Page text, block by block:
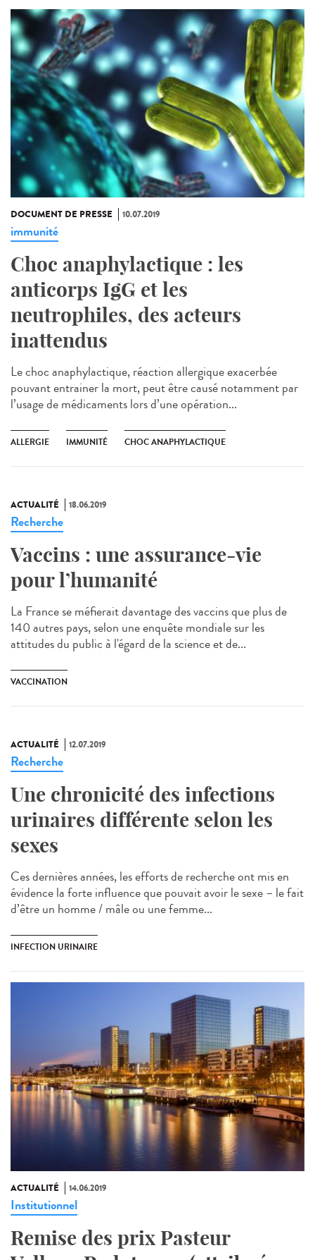
DOCUMENT DE PRESSE 10.07.2019
immunité
Choc anaphylactique : les
anticorps IgG et les
neutrophiles, des acteurs
inattendus
Le choc anaphylactique, réaction allergique exacerbée
pouvant entrainer la mort, peut être causé notamment par
l’usage de médicaments lors d’une opération...
ALLERGIE IMMUNITÉ CHOC ANAPHYLACTIQUE
ACTUALITÉ 18.06.2019
Recherche
Vaccins : une assurance-vie
pour l’humanité
La France se méfierait davantage des vaccins que plus de
140 autres pays, selon une enquête mondiale sur les
attitudes du public à l'égard de la science et de...
VACCINATION
ACTUALITÉ 12.07.2019
Recherche
Une chronicité des infections
urinaires différente selon les
sexes
Ces dernières années, les efforts de recherche ont mis en
évidence la forte influence que pouvait avoir le sexe – le fait
d’être un homme / mâle ou une femme...
INFECTION URINAIRE
ACTUALITÉ 14.06.2019
Institutionnel
Remise des prix Pasteur